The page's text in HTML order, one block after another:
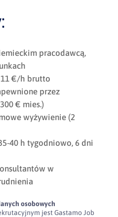
pracodawcą,
11 €/h brutto
przez
€ mies.)
wyżywienie (2
40 h tygodniowo, 6 dni
w
osobowych
jest Gastamo Job